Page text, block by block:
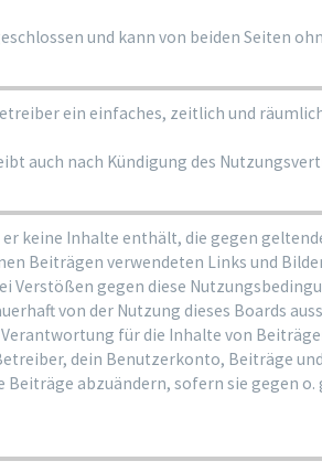
und kann von beiden Seiten
ein einfaches, zeitlich und
auch nach Kündigung des
keine Inhalte enthält, die gegen
Beiträgen verwendeten Links und
Verstößen gegen diese
von der Nutzung dieses Boards
für die Inhalte von
dein Benutzerkonto, Beiträge
abzuändern, sofern sie gegen